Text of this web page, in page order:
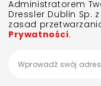
Administratorem
Dressler Dublin Sp.
zasad
Prywatności.